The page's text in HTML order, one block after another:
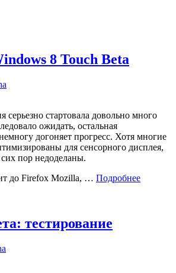
8 Touch Beta
серьезно стартовала довольно много
ожидать, остальная
догоняет прогресс. Хотя многие
для сенсорного дисплея,
пор недоделаны.
до Firefox Mozilla, … Подробнее
тестирование